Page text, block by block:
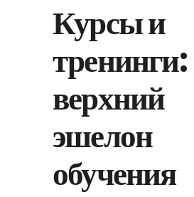
Курсы и
тренинги:
верхний
эшелон
обучения